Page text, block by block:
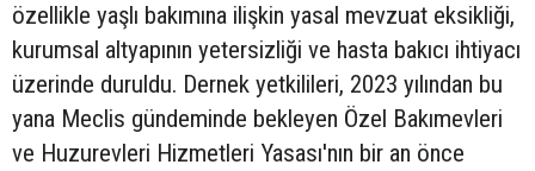
özellikle yaşlı bakımına ilişkin yasal mevzuat eksikliği,
kurumsal altyapının yetersizliği ve hasta bakıcı ihtiyacı
üzerinde duruldu. Dernek yetkilileri, 2023 yılından bu
yana Meclis gündeminde bekleyen Özel Bakımevleri
ve Huzurevleri Hizmetleri Yasası'nın bir an önce